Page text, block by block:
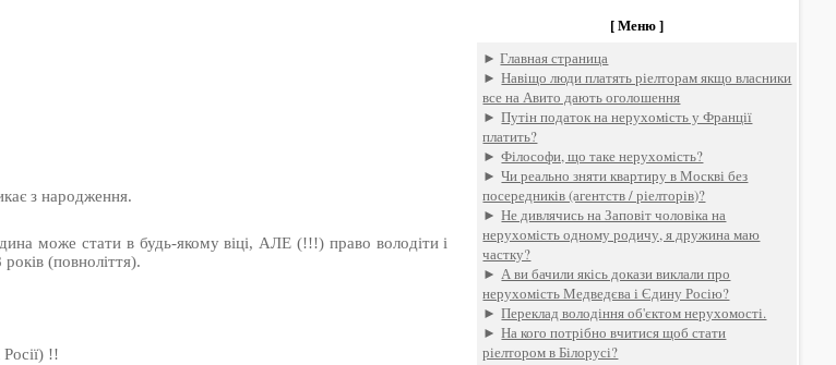
з народження.
може стати в будь-якому віці, АЛЕ (!!!) право володіти і
(повноліття).
!!
[ Меню ]
►Главная страница
►Навіщо люди платять ріелторам якщо власники
все на Авито дають оголошення
►Путін податок на нерухомість у Франції
платить?
►Філософи, що таке нерухомість?
►Чи реально зняти квартиру в Москві без
посередників (агентств / ріелторів)?
►Не дивлячись на Заповіт чоловіка на
нерухомість одному родичу, я дружина маю
частку?
►А ви бачили якісь докази виклали про
нерухомість Медведєва і Єдину Росію?
►Переклад володіння об'єктом нерухомості.
►На кого потрібно вчитися щоб стати
ріелтором в Білорусі?